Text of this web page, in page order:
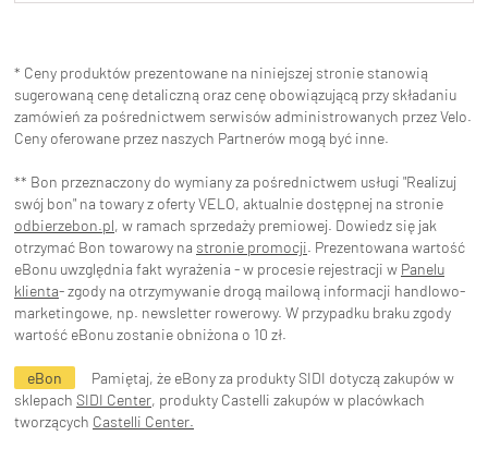
* Ceny produktów prezentowane na niniejszej stronie stanowią
sugerowaną cenę detaliczną oraz cenę obowiązującą przy składaniu
zamówień za pośrednictwem serwisów administrowanych przez Velo.
Ceny oferowane przez naszych Partnerów mogą być inne.
** Bon przeznaczony do wymiany za pośrednictwem usługi "Realizuj
swój bon" na towary z oferty VELO, aktualnie dostępnej na stronie
odbierzebon.pl, w ramach sprzedaży premiowej. Dowiedz się jak
otrzymać Bon towarowy na stronie promocji. Prezentowana wartość
eBonu uwzględnia fakt wyrażenia - w procesie rejestracji w Panelu
klienta- zgody na otrzymywanie drogą mailową informacji handlowo-
marketingowe, np. newsletter rowerowy. W przypadku braku zgody
wartość eBonu zostanie obniżona o 10 zł.
eBon
Pamiętaj, że eBony za produkty SIDI dotyczą zakupów w
sklepach SIDI Center, produkty Castelli zakupów w placówkach
tworzących Castelli Center.